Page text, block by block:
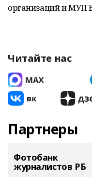
организаций и МУП
Читайте нас
Партнеры
Фотобанк
журналистов РБ